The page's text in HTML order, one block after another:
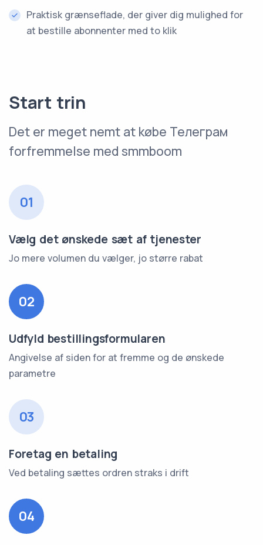
Praktisk grænseflade, der giver dig mulighed for
at bestille abonnenter med to klik
Start trin
Det er meget nemt at købe Телеграм
forfremmelse med smmboom
01
Vælg det ønskede sæt af tjenester
Jo mere volumen du vælger, jo større rabat
02
Udfyld bestillingsformularen
Angivelse af siden for at fremme og de ønskede
parametre
03
Foretag en betaling
Ved betaling sættes ordren straks i drift
04